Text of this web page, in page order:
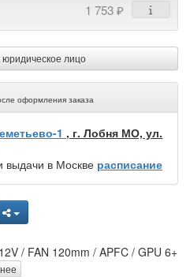
1 753 ₽
юридическое лицо
оформления заказа
1 , г. Лобня МО, ул.
выдачи в Москве расписание
/ FAN 120mm / APFC / GPU 6+